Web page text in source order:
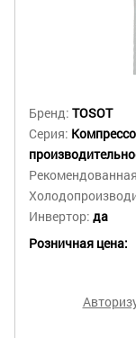
Бренд: TOSOT
Серия:
Инвертор: да
Розничная цена: